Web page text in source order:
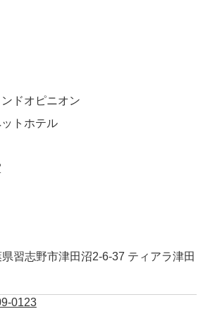
ドオピニオン
ットホテル
習志野市津田沼2-6-37 ティアラ津田
0123